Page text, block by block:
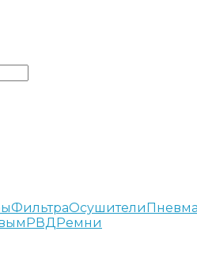
ФильтраОсушители
РВДРемни